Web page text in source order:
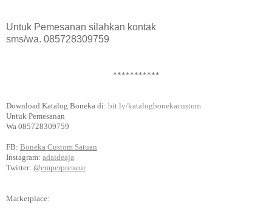
Untuk Pemesanan silahkan kontak
sms/wa. 085728309759
***********
Download Katalog Boneka di: bit.ly/katalogbonekacustom
Untuk Pemesanan
Wa 085728309759
FB: Boneka Custom Satuan
Instagram: adaideaja
Twitter: @emperpreneur
Marketplace: